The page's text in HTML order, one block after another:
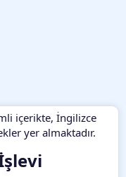
içerikte, İngilizce
yer almaktadır.